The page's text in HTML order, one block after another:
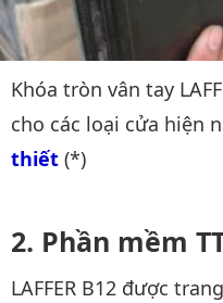
Khóa tròn vân tay
cho các loại cửa hiện
thiết (*)
Phần mềm
LAFFER B12 được